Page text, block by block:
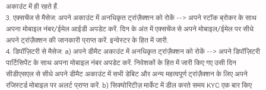
अकाउंट में ही रहते हैं.
3. एक्सचेंज से मैसेज: अपने अकाउंट में अनधिकृत ट्रांज़ैक्शन को रोकें --> अपने स्टॉक ब्रोकर के साथ
अपना मोबाइल नंबर/ईमेल आईडी अपडेट करें. दिन के अंत में एक्सचेंज से अपने मोबाइल/ईमेल पर सीधे
अपने ट्रांज़ैक्शन की जानकारी प्राप्त करें. इन्वेस्टर के हित में जारी.
4. डिपॉज़िटरी से मैसेज: a) अपने डीमैट अकाउंट में अनधिकृत ट्रांज़ैक्शन को रोकें --> अपने डिपॉज़िटरी
पार्टिसिपेंट के साथ अपना मोबाइल नंबर अपडेट करें. निवेशकों के हित में जारी किए गए उसी दिन
सीडीएसएल से सीधे अपने डीमैट अकाउंट में सभी डेबिट और अन्य महत्वपूर्ण ट्रांज़ैक्शन के लिए अपने
रजिस्टर्ड मोबाइल पर अलर्ट प्राप्त करें. b) सिक्योरिटीज़ मार्केट में डील करते समय KYC एक बार किए